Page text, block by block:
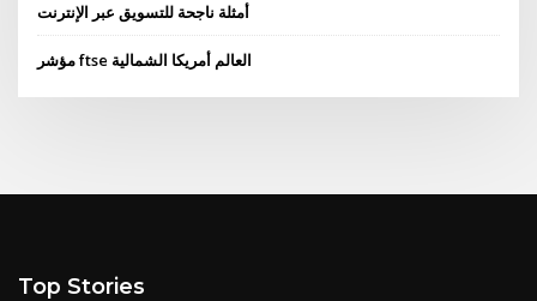
أمثلة ناجحة للتسويق عبر الإنترنت
مؤشر ftse العالم أمريكا الشمالية
Top Stories